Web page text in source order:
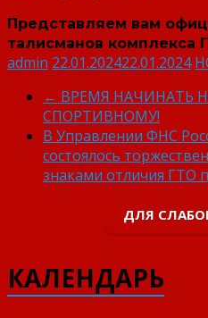
Представляем вам
талисманов комплекса
admin 22.01.202422.01.2024
← ВРЕМЯ НАЧИНАТЬ
СПОРТИВНОМУ!
В Управлении ФНС
состоялось
знаками отличия ГТО
ДЛЯ
КАЛЕНДАРЬ